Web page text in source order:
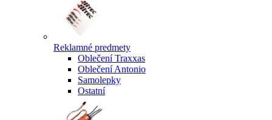
Reklamné predmety
Oblečení Traxxas
Oblečení Antonio
Samolepky
Ostatní